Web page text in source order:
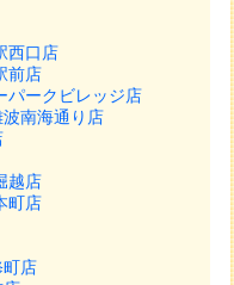
西口店
前店
パークビレッジ店
南海通り店
越店
町店
町店